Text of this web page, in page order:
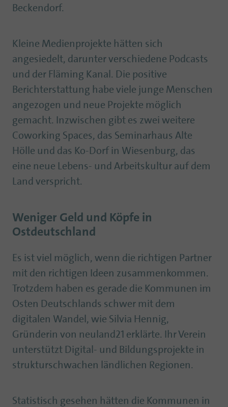
Beckendorf.
Kleine Medienprojekte hätten sich
angesiedelt, darunter verschiedene Podcasts
und der Fläming Kanal. Die positive
Berichterstattung habe viele junge Menschen
angezogen und neue Projekte möglich
gemacht. Inzwischen gibt es zwei weitere
Coworking Spaces, das Seminarhaus Alte
Hölle und das Ko-Dorf in Wiesenburg, das
eine neue Lebens- und Arbeitskultur auf dem
Land verspricht.
Weniger Geld und Köpfe in
Ostdeutschland
Es ist viel möglich, wenn die richtigen Partner
mit den richtigen Ideen zusammenkommen.
Trotzdem haben es gerade die Kommunen im
Osten Deutschlands schwer mit dem
digitalen Wandel, wie Silvia Hennig,
Gründerin von neuland21 erklärte. Ihr Verein
unterstützt Digital- und Bildungsprojekte in
strukturschwachen ländlichen Regionen.
Statistisch gesehen hätten die Kommunen in